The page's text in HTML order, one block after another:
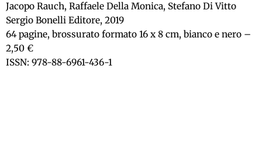
Jacopo Rauch, Raffaele Della Monica, Stefano Di Vitto
Sergio Bonelli Editore, 2019
64 pagine, brossurato formato 16 x 8 cm, bianco e nero –
2,50 €
ISSN: 978-88-6961-436-1